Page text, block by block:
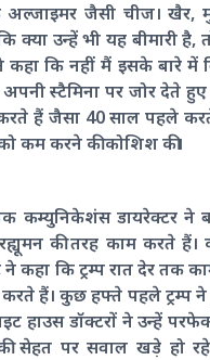
अल्जाइमर जैसी चीज। खैर,
क्या उन्हें भी यह बीमारी है,
कहा कि नहीं मैं इसके बारे में
अपनी स्टैमिना पर जोर देते
हैं जैसा 40 साल पहले
कम करने की कोशिश की।
कम्युनिकेशंस डायरेक्टर ने
की तरह काम करते हैं।
ने कहा कि ट्रम्प रात देर तक
हैं। कुछ हफ्ते पहले ट्रम्प ने
हाउस डॉक्टरों ने उन्हें
की सेहत पर सवाल खड़े हो